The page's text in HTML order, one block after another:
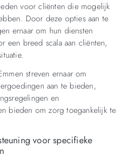
voor cliënten die mogelijk
Door deze opties aan te
ernaar om hun diensten
een breed scala aan cliënten,
streven ernaar om
aan te bieden,
en
bieden om zorg toegankelijk te
voor specifieke